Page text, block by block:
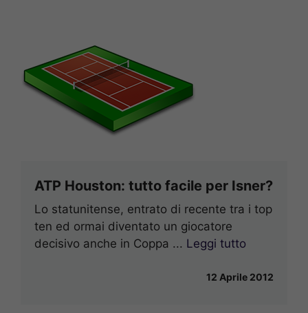
ATP Houston: tutto facile per Isner?
Lo statunitense, entrato di recente tra i top
ten ed ormai diventato un giocatore
decisivo anche in Coppa ... Leggi tutto
12 Aprile 2012